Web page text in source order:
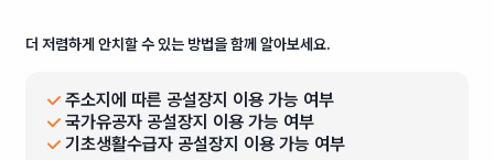
더 저렴하게 안치할 수 있는 방법을 함께 알아보세요.
주소지에 따른 공설장지 이용 가능 여부
국가유공자 공설장지 이용 가능 여부
기초생활수급자 공설장지 이용 가능 여부